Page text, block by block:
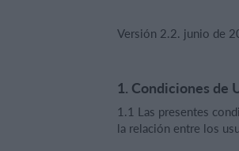
Versión 2.2. junio de
1. Condiciones de
1.1 Las presentes
la relación entre los